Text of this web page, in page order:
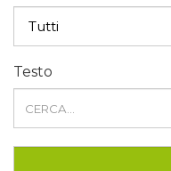
Testo